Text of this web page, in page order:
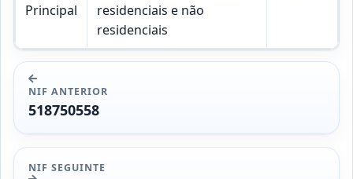
Principal
residenciais e não
residenciais
NIF ANTERIOR
518750558
NIF SEGUINTE